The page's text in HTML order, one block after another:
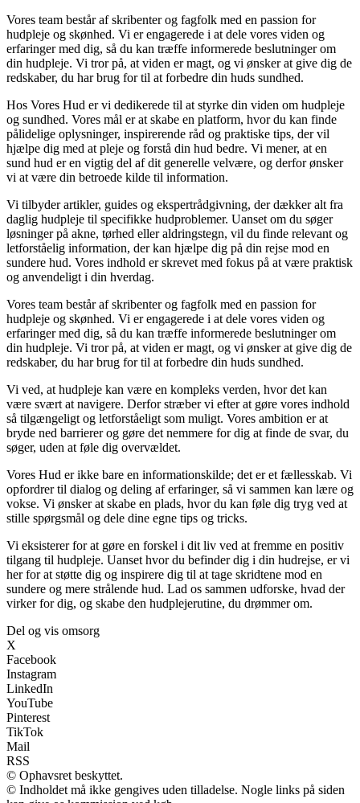
Vores team består af skribenter og fagfolk med en passion for
hudpleje og skønhed. Vi er engagerede i at dele vores viden og
erfaringer med dig, så du kan træffe informerede beslutninger om
din hudpleje. Vi tror på, at viden er magt, og vi ønsker at give dig de
redskaber, du har brug for til at forbedre din huds sundhed.
Hos Vores Hud er vi dedikerede til at styrke din viden om hudpleje
og sundhed. Vores mål er at skabe en platform, hvor du kan finde
pålidelige oplysninger, inspirerende råd og praktiske tips, der vil
hjælpe dig med at pleje og forstå din hud bedre. Vi mener, at en
sund hud er en vigtig del af dit generelle velvære, og derfor ønsker
vi at være din betroede kilde til information.
Vi tilbyder artikler, guides og ekspertrådgivning, der dækker alt fra
daglig hudpleje til specifikke hudproblemer. Uanset om du søger
løsninger på akne, tørhed eller aldringstegn, vil du finde relevant og
letforståelig information, der kan hjælpe dig på din rejse mod en
sundere hud. Vores indhold er skrevet med fokus på at være praktisk
og anvendeligt i din hverdag.
Vores team består af skribenter og fagfolk med en passion for
hudpleje og skønhed. Vi er engagerede i at dele vores viden og
erfaringer med dig, så du kan træffe informerede beslutninger om
din hudpleje. Vi tror på, at viden er magt, og vi ønsker at give dig de
redskaber, du har brug for til at forbedre din huds sundhed.
Vi ved, at hudpleje kan være en kompleks verden, hvor det kan
være svært at navigere. Derfor stræber vi efter at gøre vores indhold
så tilgængeligt og letforståeligt som muligt. Vores ambition er at
bryde ned barrierer og gøre det nemmere for dig at finde de svar, du
søger, uden at føle dig overvældet.
Vores Hud er ikke bare en informationskilde; det er et fællesskab. Vi
opfordrer til dialog og deling af erfaringer, så vi sammen kan lære og
vokse. Vi ønsker at skabe en plads, hvor du kan føle dig tryg ved at
stille spørgsmål og dele dine egne tips og tricks.
Vi eksisterer for at gøre en forskel i dit liv ved at fremme en positiv
tilgang til hudpleje. Uanset hvor du befinder dig i din hudrejse, er vi
her for at støtte dig og inspirere dig til at tage skridtene mod en
sundere og mere strålende hud. Lad os sammen udforske, hvad der
virker for dig, og skabe den hudplejerutine, du drømmer om.
Del og vis omsorg
X
Facebook
Instagram
LinkedIn
YouTube
Pinterest
TikTok
Mail
RSS
© Ophavsret beskyttet.
© Indholdet må ikke gengives uden tilladelse. Nogle links på siden